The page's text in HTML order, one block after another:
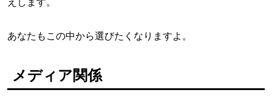
あなたもこの中から選びたくなりますよ。
メディア関係